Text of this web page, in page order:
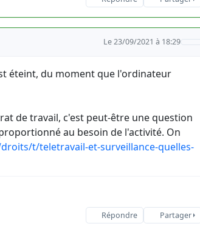
Le 23/09/2021 à 18:29
éteint, du moment que l'ordinateur
de travail, c'est peut-être une question
au besoin de l'activité. On
t/teletravail-et-surveillance-quelles-
Répondre Partager